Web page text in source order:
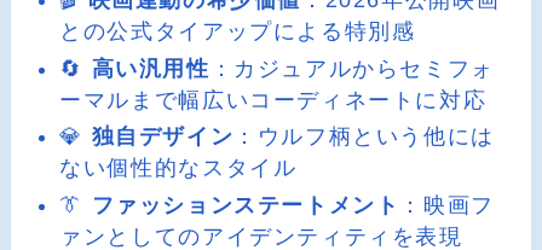
との公式タイアップによる特別感
🔄 高い汎用性 ：カジュアルからセミフォ
ーマルまで幅広いコーディネートに対応
💎 独自デザイン ：ウルフ柄という他には
ない個性的なスタイル
👔
ファッションステートメント ：映画フ
ァンとしてのアイデンティティを表現